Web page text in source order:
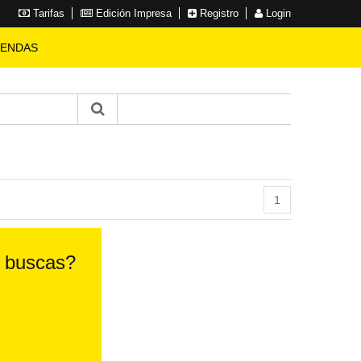
Tarifas Edición Impresa Registro Login
1